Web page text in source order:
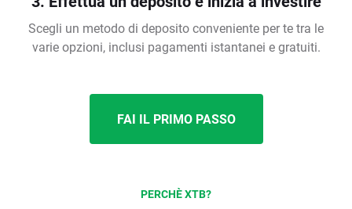
Scegli un metodo di deposito conveniente per te tra le
varie opzioni, inclusi pagamenti istantanei e gratuiti.
FAI IL PRIMO PASSO
PERCHÈ XTB?